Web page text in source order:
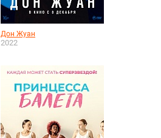
Дон Жуан
2022